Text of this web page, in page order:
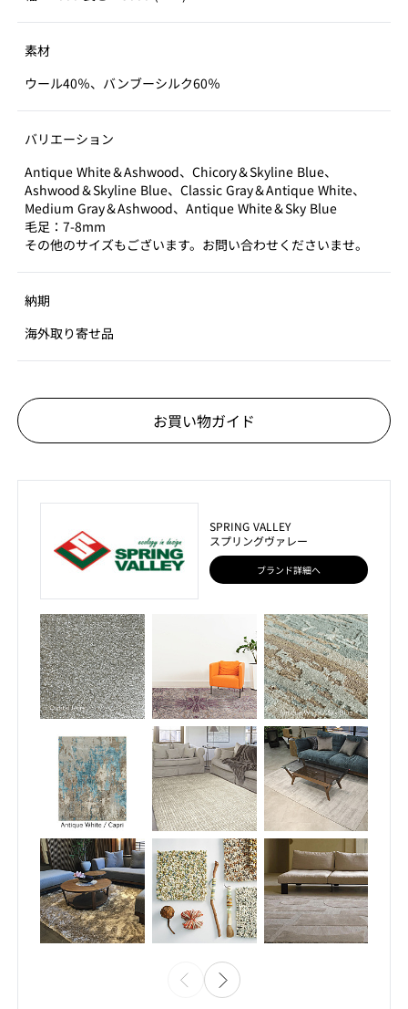
素材
ウール40％、バンブーシルク60％
バリエーション
Antique White＆Ashwood、Chicory＆Skyline Blue、
Ashwood＆Skyline Blue、Classic Gray＆Antique White、
Medium Gray＆Ashwood、Antique White＆Sky Blue
毛足：7-8mm
その他のサイズもございます。お問い合わせくださいませ。
納期
海外取り寄せ品
お買い物ガイド
SPRING VALLEY
スプリングヴァレー
ブランド詳細へ